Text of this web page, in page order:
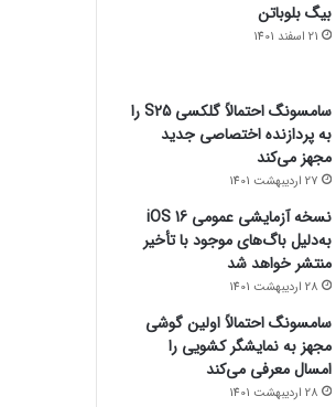
بیگ بلوباتن
21 اسفند 1401
سامسونگ احتمالاً گلکسی S25 را
به پردازنده اختصاصی جدید
مجهز می‌کند
27 اردیبهشت 1401
نسخه آزمایشی عمومی iOS 16
به‌دلیل باگ‌های موجود با تأخیر
منتشر خواهد شد
28 اردیبهشت 1401
سامسونگ احتمالاً اولین گوشی
مجهز به نمایشگر کشویی را
امسال معرفی می‌کند
28 اردیبهشت 1401